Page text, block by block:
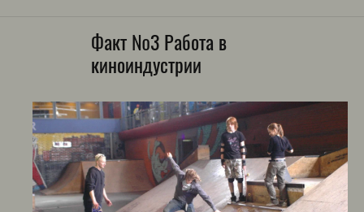
Факт №3 Работа в
киноиндустрии